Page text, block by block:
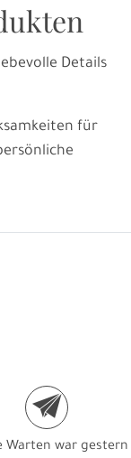
Details
für
e
Warten war gestern